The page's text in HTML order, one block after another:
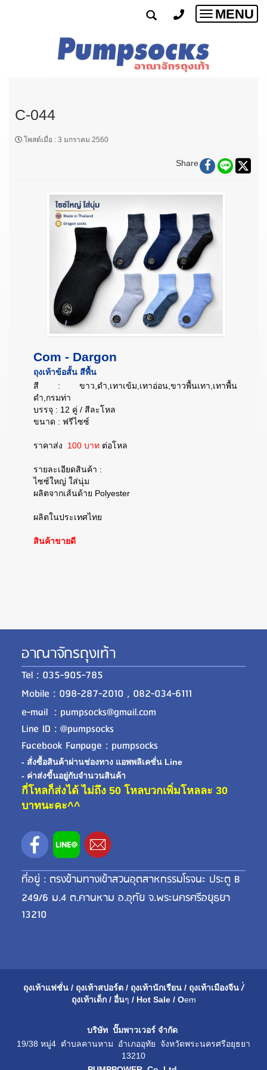
Toggle
MENU
C-044
โพสต์เมื่อ : 3 มกราคม 2560
Share
Com - Dargon
ถุงเท้าข้อสั้น สีพื้น
สี : ขาว,ดำ,เทาเข้ม,เทาอ่อน,ขาวพื้นเทา,เทาพื้น
ดำ,กรมท่า
บรรจุ : 12 คู่ / สีละโหล
ขนาด : ฟรีไซซ์
ราคาส่ง 100 บาท ต่อโหล
รายละเอียดสินค้า :
ไซซ์ใหญ่ ใส่นุ่ม
ผลิตจากเส้นด้าย Polyester
ผลิตในประเทศไทย
สินค้าขายดี
อาณาจักรถุงเท้า
Tel : 035-905-785
Mobile : 098-287-2010 , 082-034-6111
e-mail : pumpsocks@gmail.com
Line ID : @pumpsocks
Facebook Fanpage : pumpsocks
- สั่งซื้อสินค้าผ่านช่องทาง แอพพลิเคชั่น Line
- ค่าส่งขี้นอยู่กับจำนวนสินค้า
กี่โหลก็ส่งได้ ไม่ถึง 50 โหลบวกเพิ่มโหลละ 30
บาทนะคะ^^
ที่อยู่ : ตรงข้ามทางเข้าสวนอุตสาหกรรมโรจนะ ประตู B
249/6 ม.4 ต.คานหาม อ.อุทัย จ.พระนครศรีอยุธยา
13210
ถุงเท้าแฟชั่น / ถุงเท้าสปอร์ต / ถุงเท้านักเรียน / ถุงเท้าเมืองจีน /่
ถุงเท้าเด็ก / อื่นๆ / Hot Sale / Oem
บริษัท ปั๊มพาวเวอร์ จำกัด
19/38 หมู่4 ตำบลคานหาม อำเภออุทัย จังหวัดพระนครศรีอยุธยา
13210